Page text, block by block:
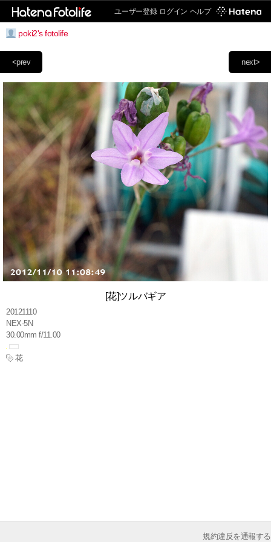
ユーザー登録 ログイン ヘルプ
poki2's fotolife
next>
<prev
[花]ツルバギア
20121110
NEX-5N
30.00mm f/11.00
花
規約違反を通報する